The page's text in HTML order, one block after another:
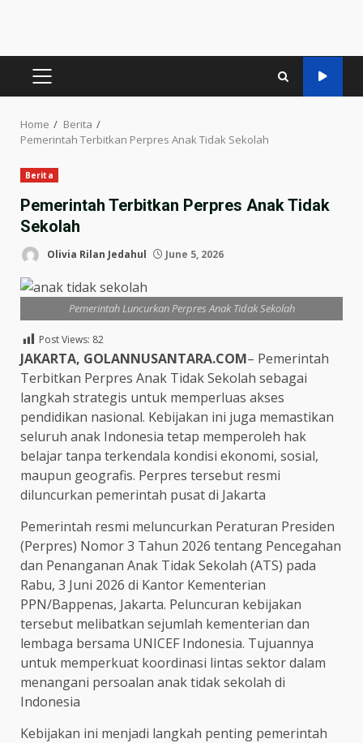
PRIMARY
Home
Berita
Pemerintah Terbitkan Perpres Anak Tidak Sekolah
Berita
Pemerintah Terbitkan Perpres Anak Tidak
Sekolah
Olivia Rilan Jedahul June 5, 2026
Pemerintah Luncurkan Perpres Anak Tidak Sekolah
Post Views: 82
JAKARTA, GOLANNUSANTARA.COM– Pemerintah
Terbitkan Perpres Anak Tidak Sekolah sebagai
langkah strategis untuk memperluas akses
pendidikan nasional. Kebijakan ini juga memastikan
seluruh anak Indonesia tetap memperoleh hak
belajar tanpa terkendala kondisi ekonomi, sosial,
maupun geografis. Perpres tersebut resmi
diluncurkan pemerintah pusat di Jakarta
Pemerintah resmi meluncurkan Peraturan Presiden
(Perpres) Nomor 3 Tahun 2026 tentang Pencegahan
dan Penanganan Anak Tidak Sekolah (ATS) pada
Rabu, 3 Juni 2026 di Kantor Kementerian
PPN/Bappenas, Jakarta. Peluncuran kebijakan
tersebut melibatkan sejumlah kementerian dan
lembaga bersama UNICEF Indonesia. Tujuannya
untuk memperkuat koordinasi lintas sektor dalam
menangani persoalan anak tidak sekolah di
Indonesia
Kebijakan ini menjadi langkah penting pemerintah